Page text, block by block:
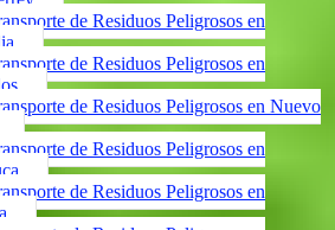
de Residuos Peligrosos en
de Residuos Peligrosos en
de Residuos Peligrosos en Nuevo
de Residuos Peligrosos en
de Residuos Peligrosos en